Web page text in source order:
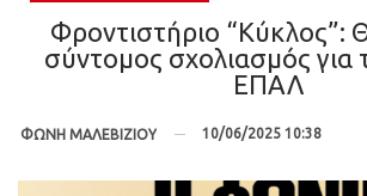
Φροντιστήριο “Κύκλος”:
σύντομος σχολιασμός για
ΕΠΑΛ
ΦΩΝΗ ΜΑΛΕΒΙΖΙΟΥ 10/06/2025 10:38